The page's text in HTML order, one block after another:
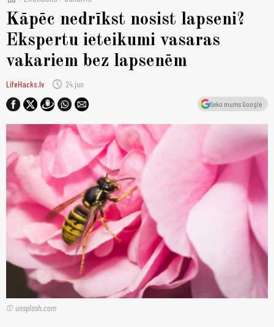
Kāpēc nedrīkst nosist lapseni?
Ekspertu ieteikumi vasaras
vakariem bez lapsenēm
LifeHacks.lv schedule 24.jun
Seko mums Google
© unsplash.com